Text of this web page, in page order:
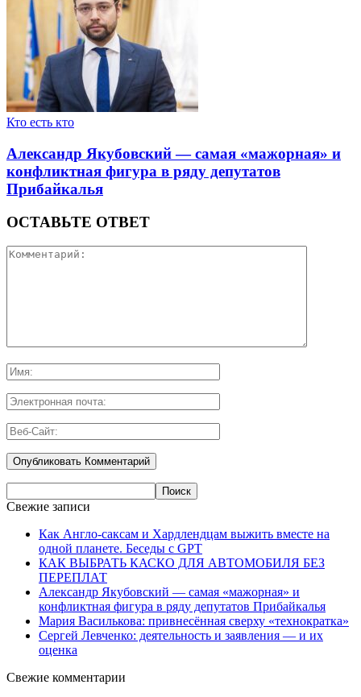
Кто есть кто
Александр Якубовский — самая «мажорная» и
конфликтная фигура в ряду депутатов
Прибайкалья
ОСТАВЬТЕ ОТВЕТ
Свежие записи
Как Англо-саксам и Хардлендцам выжить вместе на
одной планете. Беседы с GPT
КАК ВЫБРАТЬ КАСКО ДЛЯ АВТОМОБИЛЯ БЕЗ
ПЕРЕПЛАТ
Александр Якубовский — самая «мажорная» и
конфликтная фигура в ряду депутатов Прибайкалья
Мария Василькова: привнесённая сверху «технократка»
Сергей Левченко: деятельность и заявления — и их
оценка
Свежие комментарии